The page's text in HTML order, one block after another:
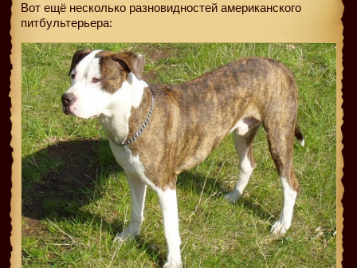
Вот ещё несколько разновидностей американского
питбультерьера: